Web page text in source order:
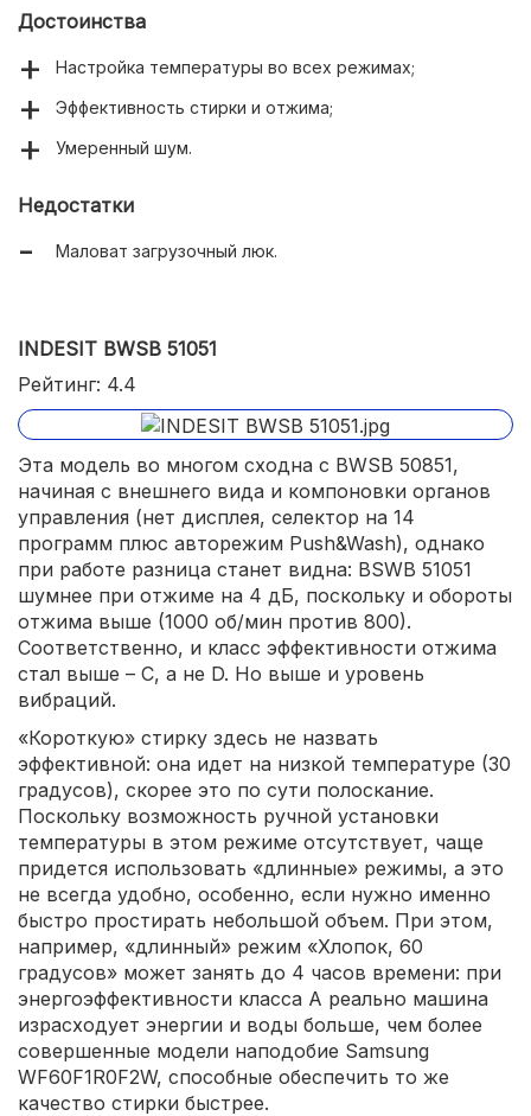
Достоинства
Настройка температуры во всех режимах;
Эффективность стирки и отжима;
Умеренный шум.
Недостатки
Маловат загрузочный люк.
INDESIT BWSB 51051
Рейтинг: 4.4
Эта модель во многом сходна с BWSB 50851,
начиная с внешнего вида и компоновки органов
управления (нет дисплея, селектор на 14
программ плюс авторежим Push&Wash), однако
при работе разница станет видна: BSWB 51051
шумнее при отжиме на 4 дБ, поскольку и обороты
отжима выше (1000 об/мин против 800).
Соответственно, и класс эффективности отжима
стал выше – С, а не D. Но выше и уровень
вибраций.
«Короткую» стирку здесь не назвать
эффективной: она идет на низкой температуре (30
градусов), скорее это по сути полоскание.
Поскольку возможность ручной установки
температуры в этом режиме отсутствует, чаще
придется использовать «длинные» режимы, а это
не всегда удобно, особенно, если нужно именно
быстро простирать небольшой объем. При этом,
например, «длинный» режим «Хлопок, 60
градусов» может занять до 4 часов времени: при
энергоэффективности класса А реально машина
израсходует энергии и воды больше, чем более
совершенные модели наподобие Samsung
WF60F1R0F2W, способные обеспечить то же
качество стирки быстрее.